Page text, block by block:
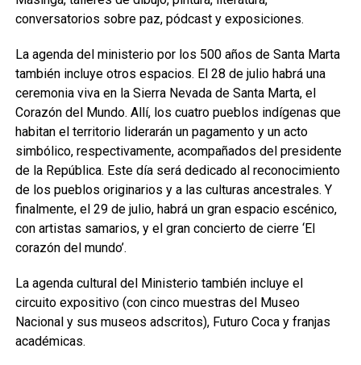
conversatorios sobre paz, pódcast y exposiciones.
La agenda del ministerio por los 500 años de Santa Marta
también incluye otros espacios. El 28 de julio habrá una
ceremonia viva en la Sierra Nevada de Santa Marta, el
Corazón del Mundo. Allí, los cuatro pueblos indígenas que
habitan el territorio liderarán un pagamento y un acto
simbólico, respectivamente, acompañados del presidente
de la República. Este día será dedicado al reconocimiento
de los pueblos originarios y a las culturas ancestrales. Y
finalmente, el 29 de julio, habrá un gran espacio escénico,
con artistas samarios, y el gran concierto de cierre ‘El
corazón del mundo’.
La agenda cultural del Ministerio también incluye el
circuito expositivo (con cinco muestras del Museo
Nacional y sus museos adscritos), Futuro Coca y franjas
académicas.